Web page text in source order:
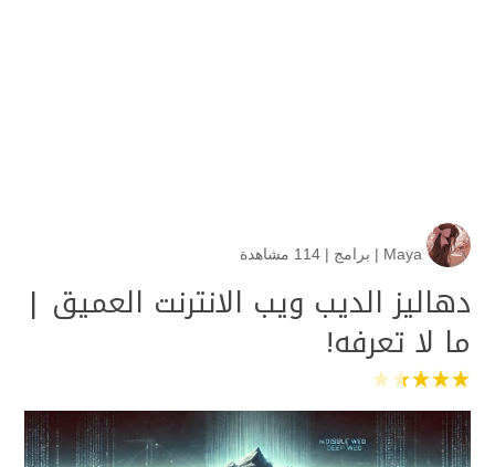
Maya
| برامج | 114 مشاهدة
دهاليز الديب ويب الانترنت العميق |
ما لا تعرفه!